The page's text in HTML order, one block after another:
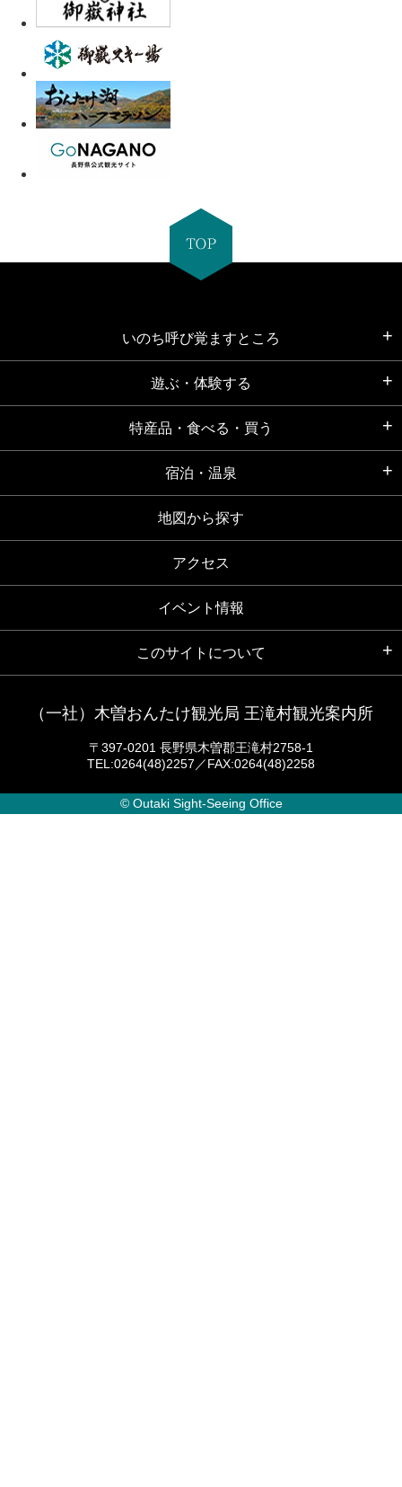
いのち呼び覚ますところ
遊ぶ・体験する
特産品・食べる・買う
宿泊・温泉
地図から探す
アクセス
イベント情報
このサイトについて
（一社）木曽おんたけ観光局 王滝村観光案内所
〒397-0201 長野県木曽郡王滝村2758-1
TEL:0264(48)2257／FAX:0264(48)2258
© Outaki Sight-Seeing Office